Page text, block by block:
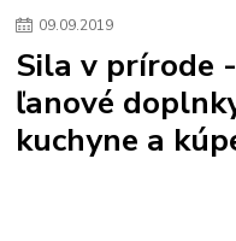
zlaté doplnky
Drez so zásuvko
Drezy
Kúpeľnové koberce
Behúne
koberce do izby
umelá tráva
Jesenné trendy 2018
Dizajn
09.09.2019
Sila v prírode
ľanové
kuchyne a